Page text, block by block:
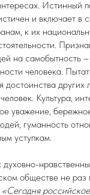
Истинный
и включает в
к их
на самобытность –
человека.
достоинства
Культура,
уважение,
гуманность
уступкам.
обществе не раз
«Сегодня